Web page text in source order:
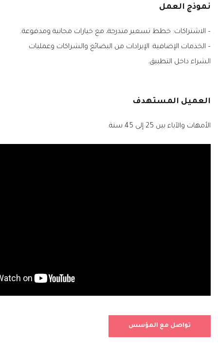
نموذج العمل
– الاشتراكات: خطط تسعير متدرجة، مع خيارات مجانية ومدفوعة.
– الخدمات الإضافية: الإيرادات من البضائع والشراكات وعمليات
الشراء داخل التطبيق.
العميل المستهدف
الأمهات والآباء بين 25 إلى 45 سنة.
تواصل مع المؤسس